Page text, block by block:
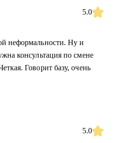
5.0
неформальности. Ну и
консультация по смене
Говорит базу, очень
5.0